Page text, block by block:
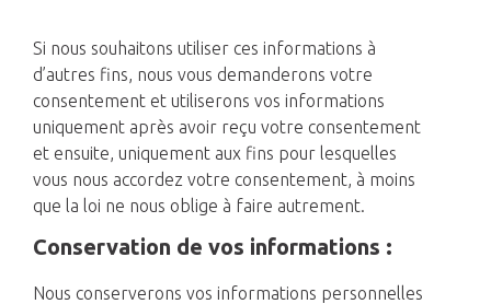
Si nous souhaitons utiliser ces informations à
d’autres fins, nous vous demanderons votre
consentement et utiliserons vos informations
uniquement après avoir reçu votre consentement
et ensuite, uniquement aux fins pour lesquelles
vous nous accordez votre consentement, à moins
que la loi ne nous oblige à faire autrement.
Conservation de vos informations :
Nous conserverons vos informations personnelles